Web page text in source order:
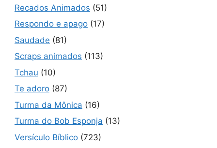
Recados Animados (51)
Respondo e apago (17)
Saudade (81)
Scraps animados (113)
Tchau (10)
Te adoro (87)
Turma da Mônica (16)
Turma do Bob Esponja (13)
Versículo Bíblico (723)